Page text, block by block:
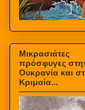
Μικρασιάτες
πρόσφυγες
Ουκρανία και
Κριμαία...